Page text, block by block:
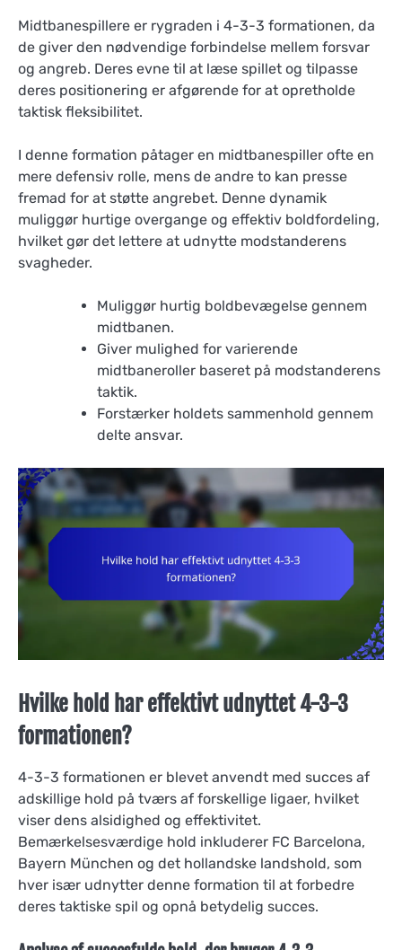
Midtbanespillere er rygraden i 4-3-3 formationen, da
de giver den nødvendige forbindelse mellem forsvar
og angreb. Deres evne til at læse spillet og tilpasse
deres positionering er afgørende for at opretholde
taktisk fleksibilitet.
I denne formation påtager en midtbanespiller ofte en
mere defensiv rolle, mens de andre to kan presse
fremad for at støtte angrebet. Denne dynamik
muliggør hurtige overgange og effektiv boldfordeling,
hvilket gør det lettere at udnytte modstanderens
svagheder.
Muliggør hurtig boldbevægelse gennem
midtbanen.
Giver mulighed for varierende
midtbaneroller baseret på modstanderens
taktik.
Forstærker holdets sammenhold gennem
delte ansvar.
Hvilke hold har effektivt udnyttet 4-3-3
formationen?
4-3-3 formationen er blevet anvendt med succes af
adskillige hold på tværs af forskellige ligaer, hvilket
viser dens alsidighed og effektivitet.
Bemærkelsesværdige hold inkluderer FC Barcelona,
Bayern München og det hollandske landshold, som
hver især udnytter denne formation til at forbedre
deres taktiske spil og opnå betydelig succes.